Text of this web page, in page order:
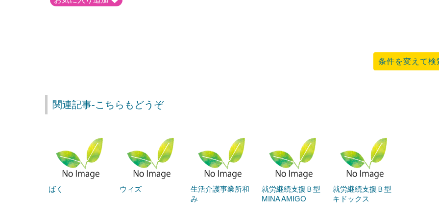
条件を変えて検
関連記事-こちらもどうぞ
ばく ウィズ
生活介護事業所和
み
就労継続支援Ｂ型
MINA AMIGO
就労継続支援Ｂ型
キドックス